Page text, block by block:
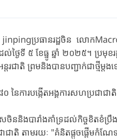
ប្រធានរដ្ឋចិន លោក
ថ្ងៃទី ៥ ខែធ្នូ ឆ្នាំ ២០២៥។ ប្រមុខ
ជាតិ ព្រមនិងបានបញ្ជាក់ជាថ្មីម្ត
ៃការបង្កើតអង្គការសហប្រជាជា
និងបារាំងគាំទ្រដល់កិច្ចខិតខំប្រឹង
ាតិ តាមរយៈ "គំនិតផ្តួចផ្តើមកំណ